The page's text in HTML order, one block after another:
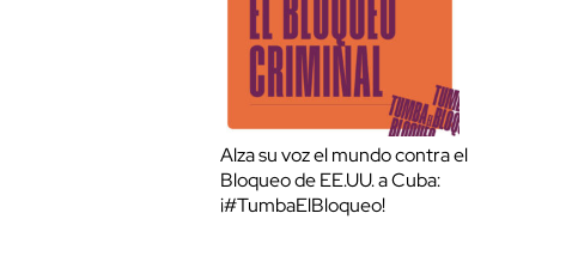
Alza su voz el mundo contra el
Bloqueo de EE.UU. a Cuba:
¡#TumbaElBloqueo!